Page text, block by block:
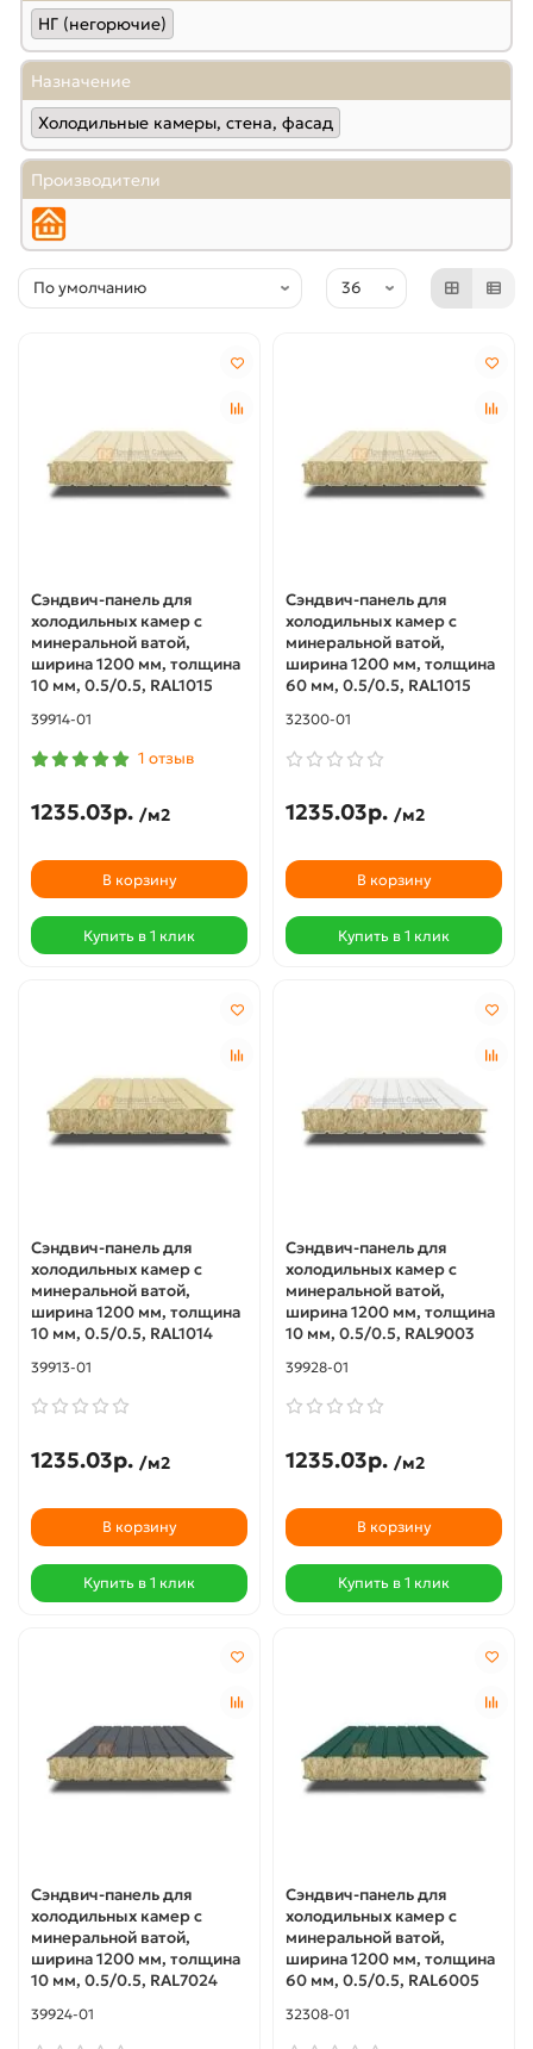
НГ (негорючие)
Назначение
Холодильные камеры, стена, фасад
Производители
Сэндвич-панель для
холодильных камер с
минеральной ватой,
ширина 1200 мм, толщина
10 мм, 0.5/0.5, RAL1015
39914-01
1 отзыв
1235.03р. /м2
В корзину
Купить в 1 клик
Сэндвич-панель для
холодильных камер с
минеральной ватой,
ширина 1200 мм, толщина
60 мм, 0.5/0.5, RAL1015
32300-01
1235.03р. /м2
В корзину
Купить в 1 клик
Сэндвич-панель для
холодильных камер с
минеральной ватой,
ширина 1200 мм, толщина
10 мм, 0.5/0.5, RAL1014
39913-01
1235.03р. /м2
В корзину
Купить в 1 клик
Сэндвич-панель для
холодильных камер с
минеральной ватой,
ширина 1200 мм, толщина
10 мм, 0.5/0.5, RAL9003
39928-01
1235.03р. /м2
В корзину
Купить в 1 клик
Сэндвич-панель для
холодильных камер с
минеральной ватой,
ширина 1200 мм, толщина
10 мм, 0.5/0.5, RAL7024
39924-01
Сэндвич-панель для
холодильных камер с
минеральной ватой,
ширина 1200 мм, толщина
60 мм, 0.5/0.5, RAL6005
32308-01